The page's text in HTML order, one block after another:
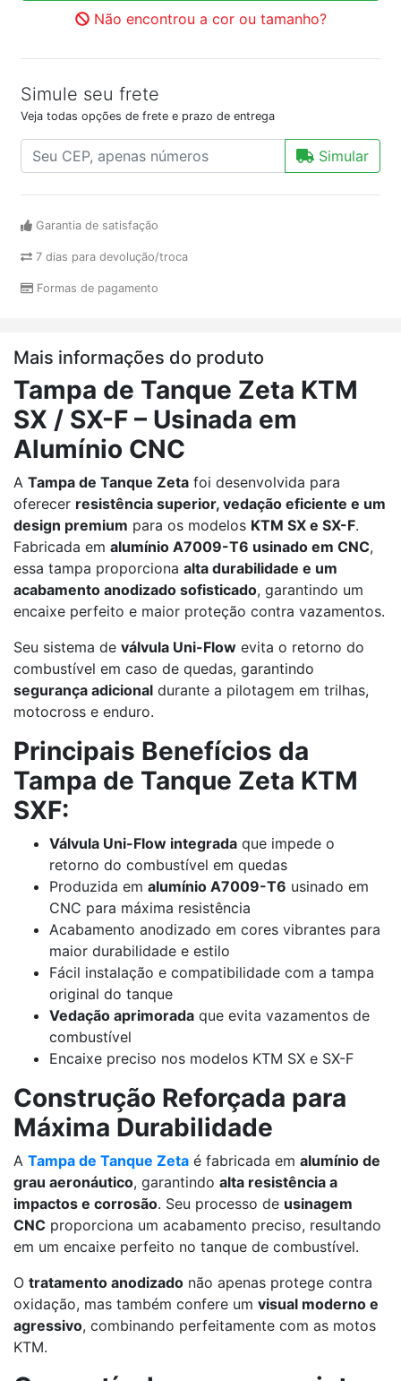
Não encontrou a cor ou tamanho?
Simule seu frete
Veja todas opções de frete e prazo de entrega
Simular
Garantia de satisfação
7 dias para devolução/troca
Formas de pagamento
Mais informações do produto
Tampa de Tanque Zeta KTM
SX / SX-F – Usinada em
Alumínio CNC
A Tampa de Tanque Zeta foi desenvolvida para
oferecer resistência superior, vedação eficiente e um
design premium para os modelos KTM SX e SX-F.
Fabricada em alumínio A7009-T6 usinado em CNC,
essa tampa proporciona alta durabilidade e um
acabamento anodizado sofisticado, garantindo um
encaixe perfeito e maior proteção contra vazamentos.
Seu sistema de válvula Uni-Flow evita o retorno do
combustível em caso de quedas, garantindo
segurança adicional durante a pilotagem em trilhas,
motocross e enduro.
Principais Benefícios da
Tampa de Tanque Zeta KTM
SXF:
Válvula Uni-Flow integrada que impede o
retorno do combustível em quedas
Produzida em alumínio A7009-T6 usinado em
CNC para máxima resistência
Acabamento anodizado em cores vibrantes para
maior durabilidade e estilo
Fácil instalação e compatibilidade com a tampa
original do tanque
Vedação aprimorada que evita vazamentos de
combustível
Encaixe preciso nos modelos KTM SX e SX-F
Construção Reforçada para
Máxima Durabilidade
A Tampa de Tanque Zeta é fabricada em alumínio de
grau aeronáutico, garantindo alta resistência a
impactos e corrosão. Seu processo de usinagem
CNC proporciona um acabamento preciso, resultando
em um encaixe perfeito no tanque de combustível.
O tratamento anodizado não apenas protege contra
oxidação, mas também confere um visual moderno e
agressivo, combinando perfeitamente com as motos
KTM.